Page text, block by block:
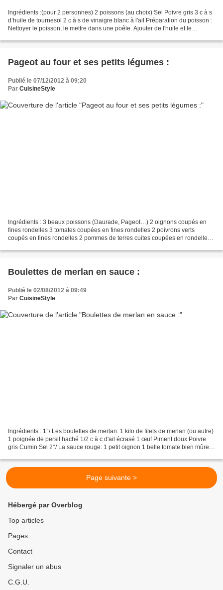
Ingrédients :(pour 2 personnes) 2 poissons (au choix) Sel Poivre gris 3 c à s
d’huile de tournesol 2 c à s de vinaigre blanc à l'ail Préparation du poisson :
Nettoyer le poisson, le mettre dans une poêle. Ajouter de l'huile et le
Pageot au four et ses petits légumes :
Publié le 07/12/2012 à 09:20
Par CuisineStyle
Ingrédients : 3 beaux poissons (Daurade, Pageot…) 2 oignons coupés en
fines rondelles 3 tomates coupées en fines rondelles 2 poivrons verts
coupés en fines rondelles 2 pommes de terres cuites coupées en rondelles
Boulettes de merlan en sauce :
Publié le 02/08/2012 à 09:49
Par CuisineStyle
Ingrédients : 1°/ Les boulettes de merlan: 1 kilo de filets de merlan (ou autre)
1 poignée de persil haché 1/2 c à c d'ail écrasé 1 œuf Piment doux Poivre
gris Cumin Sel 2°/ La sauce rouge: 1 petit oignon 1 belle tomate bien mûre 1
Page suivante >
Hébergé par Overblog
Top articles
Pages
Contact
Signaler un abus
C.G.U.